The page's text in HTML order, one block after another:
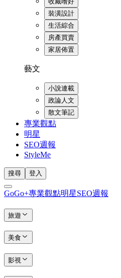
裝潢設計
生活綜合
房產買賣
家居佈置
藝文
小說連載
政論人文
散文筆記
專業觀點
明星
SEO週報
StyleMe
搜尋 登入
GoGo+專業觀點明星SEO週報
旅遊
美食
影視